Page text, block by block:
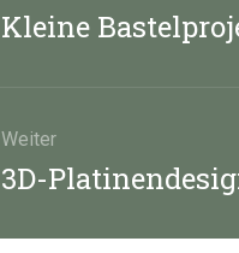
Vorheriger
Kleine
Weiter
Nächster
3D-